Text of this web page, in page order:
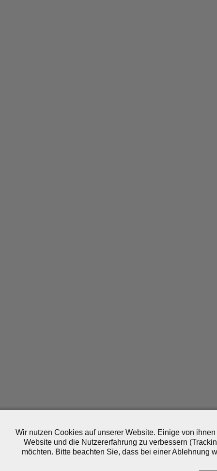
Wir nutzen Cookies auf unserer Website. Einige von
Website und die Nutzererfahrung zu verbessern
möchten. Bitte beachten Sie, dass bei einer Ablehnung